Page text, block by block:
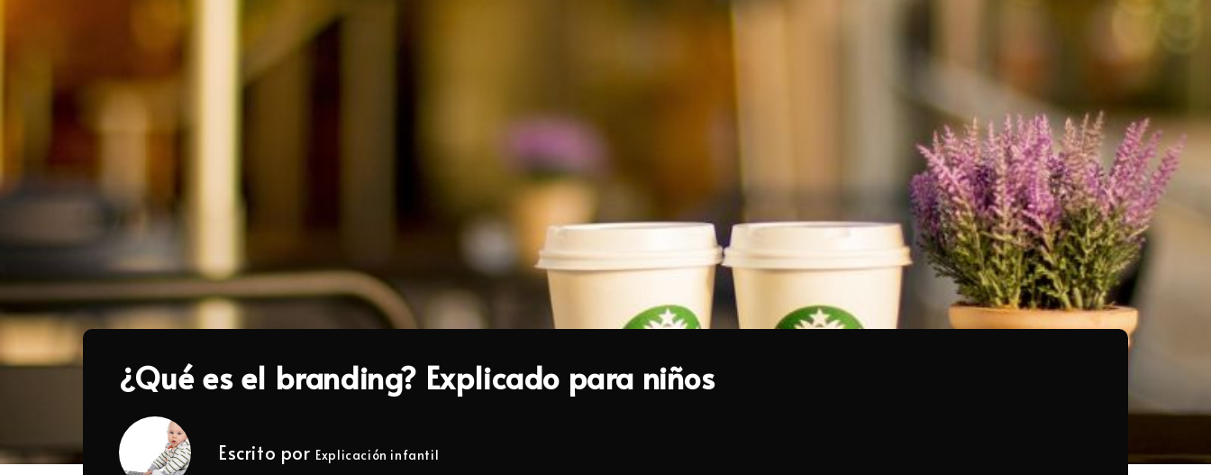
¿Qué es el branding? Explicado para niños
Escrito por Explicación infantil